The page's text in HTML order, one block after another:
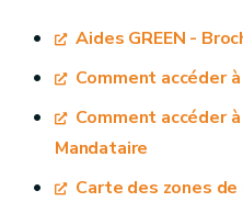
demande d'aides
Aides GREEN -
Comment accéder
Comment accéder
Mandataire
Carte des zones